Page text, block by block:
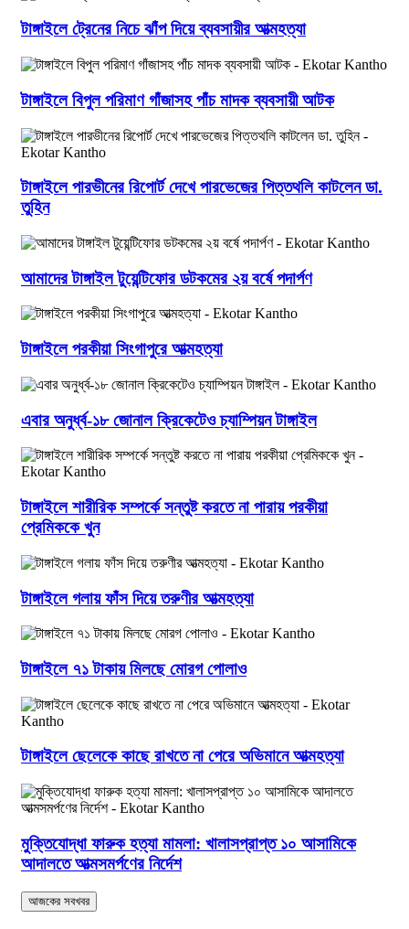
টাঙ্গাইলে ট্রেনের নিচে ঝাঁপ দিয়ে ব্যবসায়ীর আত্মহত্যা
টাঙ্গাইলে বিপুল পরিমাণ গাঁজাসহ পাঁচ মাদক ব্যবসায়ী আটক
টাঙ্গাইলে পারভীনের রিপোর্ট দেখে পারভেজের পিত্তথলি কাটলেন ডা.
তুহিন
আমাদের টাঙ্গাইল টুয়েন্টিফোর ডটকমের ২য় বর্ষে পদার্পণ
টাঙ্গাইলে পরকীয়া সিংগাপুরে আত্মহত্যা
এবার অনুর্ধ্ব-১৮ জোনাল ক্রিকেটেও চ্যাম্পিয়ন টাঙ্গাইল
টাঙ্গাইলে শারীরিক সম্পর্কে সন্তুষ্ট করতে না পারায় পরকীয়া
প্রেমিককে খুন
টাঙ্গাইলে গলায় ফাঁস দিয়ে তরুণীর আত্মহত্যা
টাঙ্গাইলে ৭১ টাকায় মিলছে মোরগ পোলাও
টাঙ্গাইলে ছেলেকে কাছে রাখতে না পেরে অভিমানে আত্মহত্যা
মুক্তিযোদ্ধা ফারুক হত্যা মামলা: খালাসপ্রাপ্ত ১০ আসামিকে
আদালতে আত্মসমর্পণের নির্দেশ